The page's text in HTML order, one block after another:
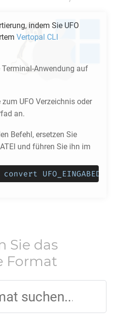
indem Sie UFO
Vertopal CLI
Terminal-Anwendung auf
zum UFO Verzeichnis oder
an.
Befehl, ersetzen Sie
und führen Sie ihn im
Sie das
Format